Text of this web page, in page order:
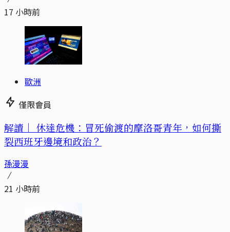
17 小時前
歐洲
僅限會員
解讀｜ 休達危機：冒死偷渡的摩洛哥青年，如何撕
裂西班牙邊境和政治？
孫漫漫
21 小時前